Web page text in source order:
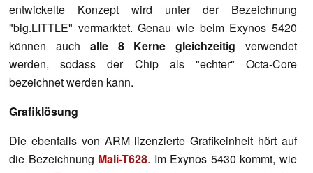
entwickelte Konzept wird unter der Bezeichnung
"big.LITTLE" vermarktet. Genau wie beim Exynos 5420
können auch alle 8 Kerne gleichzeitig verwendet
werden, sodass der Chip als "echter" Octa-Core
bezeichnet werden kann.
Grafiklösung
Die ebenfalls von ARM lizenzierte Grafikeinheit hört auf
die Bezeichnung Mali-T628. Im Exynos 5430 kommt, wie